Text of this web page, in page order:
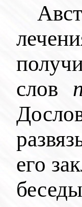
слов
его